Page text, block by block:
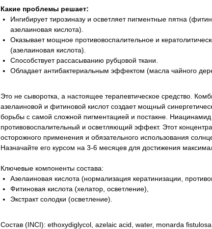
Какие проблемы решает:
Ингибирует тирозиназу и осветляет пигментные пятна
азелаиновая кислота).
Оказывает мощное противовоспалительное и
(азелаиновая кислота).
Способствует рассасыванию рубцовой ткани.
Обладает антибактериальным эффектом (масла чайного
Это не сыворотка, а настоящее терапевтическое средство.
азелаиновой и фитиновой кислот создает мощный
борьбы с самой сложной пигментацией и постакне. Ниацинамид
противовоспалительный и осветляющий эффект. Этот
осторожного применения и обязательного использования
Назначайте его курсом на 3-6 месяцев для достижения
Ключевые компоненты состава:
Азелаиновая кислота (нормализация кератинизации,
Фитиновая кислота (хелатор, осветление),
Экстракт солодки (осветление).
Состав (INCI): ethoxydiglycol, azelaic acid, water, monarda